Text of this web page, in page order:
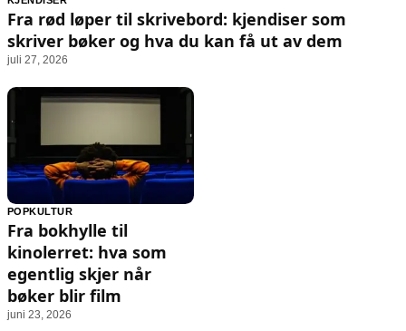
Animasjon
Sosiale medier
Musikk
Filmkveld
Soundtrack
Brukervilkår
Informasjon
Om oss
Kontakt oss
Forfattere og redaksjon
Retningslinjer for rettelser
Fra rød løper til skrivebord: kjendiser som
skriver bøker og hva du kan få ut av dem
juli 27, 2026
POPKULTUR
Fra bokhylle til
kinolerret: hva som
egentlig skjer når
bøker blir film
juni 23, 2026